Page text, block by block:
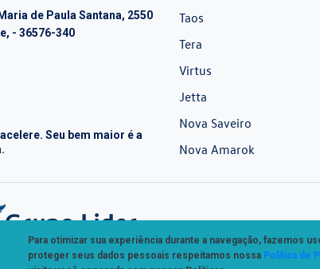
de Paula Santana, 2550
- 36576-340
Seu bem maior é a
Taos
Tera
Virtus
Jetta
Nova Saveiro
Nova Amarok
Para otimizar sua experiência durante a navegação, fazemos
proteger seus dados pessoais respeitamos nossa Política de